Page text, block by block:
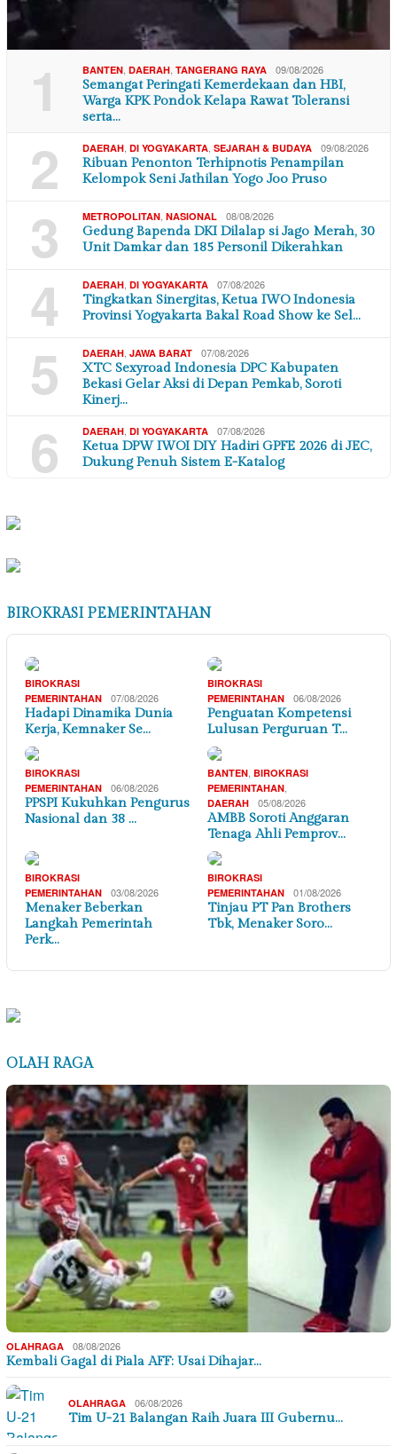
1 BANTEN DAERAH TANGERANG RAYA 09/08/2026
Semangat Peringati Kemerdekaan dan HBI,
Warga KPK Pondok Kelapa Rawat Toleransi
serta…
2 DAERAH DI YOGYAKARTA SEJARAH & BUDAYA 09/08/2026
Ribuan Penonton Terhipnotis Penampilan
Kelompok Seni Jathilan Yogo Joo Pruso
3 METROPOLITAN NASIONAL 08/08/2026
Gedung Bapenda DKI Dilalap si Jago Merah, 30
Unit Damkar dan 185 Personil Dikerahkan
4 DAERAH DI YOGYAKARTA 07/08/2026
Tingkatkan Sinergitas, Ketua IWO Indonesia
Provinsi Yogyakarta Bakal Road Show ke Sel…
5 DAERAH JAWA BARAT 07/08/2026
XTC Sexyroad Indonesia DPC Kabupaten
Bekasi Gelar Aksi di Depan Pemkab, Soroti
Kinerj…
6 DAERAH DI YOGYAKARTA 07/08/2026
Ketua DPW IWOI DIY Hadiri GPFE 2026 di JEC,
Dukung Penuh Sistem E-Katalog
BIROKRASI PEMERINTAHAN
BIROKRASI
PEMERINTAHAN
07/08/2026
Hadapi Dinamika Dunia
Kerja, Kemnaker Se…
BIROKRASI
PEMERINTAHAN
06/08/2026
Penguatan Kompetensi
Lulusan Perguruan T…
BIROKRASI
PEMERINTAHAN
06/08/2026
PPSPI Kukuhkan Pengurus
Nasional dan 38 …
BANTEN BIROKRASI
PEMERINTAHAN
DAERAH 05/08/2026
AMBB Soroti Anggaran
Tenaga Ahli Pemprov…
BIROKRASI
PEMERINTAHAN
03/08/2026
Menaker Beberkan
Langkah Pemerintah
Perk…
BIROKRASI
PEMERINTAHAN
01/08/2026
Tinjau PT Pan Brothers
Tbk, Menaker Soro…
OLAH RAGA
OLAHRAGA 08/08/2026
Kembali Gagal di Piala AFF: Usai Dihajar…
OLAHRAGA 06/08/2026
Tim U-21 Balangan Raih Juara III Gubernu…